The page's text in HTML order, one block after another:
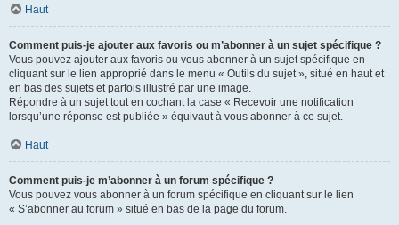
Haut
Comment puis-je ajouter aux favoris ou m’abonner à un sujet spécifique ?
Vous pouvez ajouter aux favoris ou vous abonner à un sujet spécifique en
cliquant sur le lien approprié dans le menu « Outils du sujet », situé en haut et
en bas des sujets et parfois illustré par une image.
Répondre à un sujet tout en cochant la case « Recevoir une notification
lorsqu’une réponse est publiée » équivaut à vous abonner à ce sujet.
Haut
Comment puis-je m’abonner à un forum spécifique ?
Vous pouvez vous abonner à un forum spécifique en cliquant sur le lien
« S’abonner au forum » situé en bas de la page du forum.